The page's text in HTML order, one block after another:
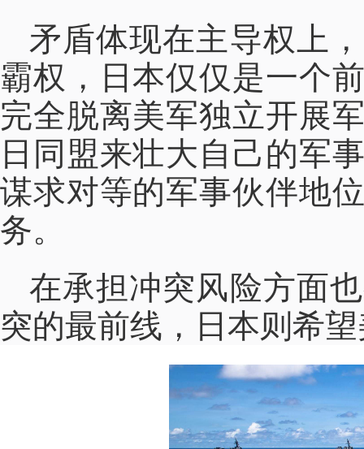
矛盾体现在主导权上
霸权，日本仅仅是一个
完全脱离美军独立开展
日同盟来壮大自己的军
谋求对等的军事伙伴地
务。
在承担冲突风险方面
突的最前线，日本则希